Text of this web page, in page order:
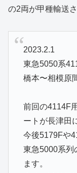
の2両が甲種輸送さ
2023.2.1
東急5050系
橋本〜相模原
前回の4114F
ートが長津田
今後5179Fや
東急5000系列
ます。